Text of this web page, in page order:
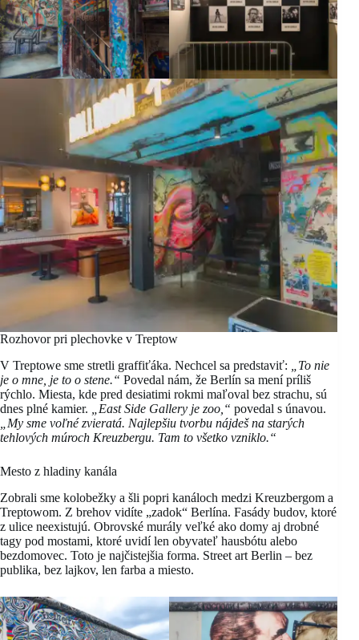
Rozhovor pri plechovke v Treptow
V Treptowe sme stretli graffiťáka. Nechcel sa predstaviť:
„To nie
je o mne, je to o stene.“ Povedal nám, že Berlín sa mení príliš
rýchlo. Miesta, kde pred desiatimi rokmi maľoval bez strachu, sú
dnes plné kamier.
„East Side Gallery je zoo,“ povedal s únavou.
„My sme voľné zvieratá. Najlepšiu tvorbu nájdeš na starých
tehlových múroch Kreuzbergu. Tam to všetko vzniklo.“
Mesto z hladiny kanála
Zobrali sme kolobežky a šli popri kanáloch medzi Kreuzbergom a
Treptowom. Z brehov vidíte „zadok“ Berlína. Fasády budov, ktoré
z ulice neexistujú. Obrovské murály veľké ako domy aj drobné
tagy pod mostami, ktoré uvidí len obyvateľ hausbótu alebo
bezdomovec. Toto je najčistejšia forma. Street art Berlin – bez
publika, bez lajkov, len farba a miesto.